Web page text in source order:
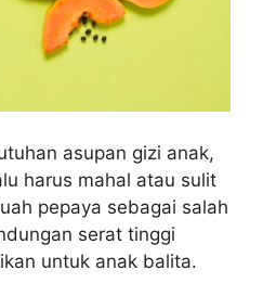
asupan gizi anak,
harus mahal atau sulit
pepaya sebagai salah
serat tinggi
untuk anak balita.